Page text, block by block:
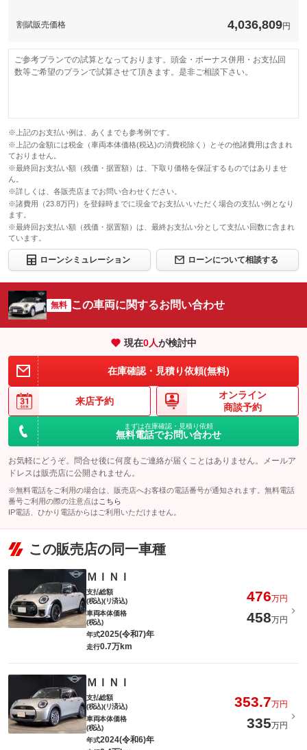
割賦販売価格 4,036,809円
ご参考プランでの試算となっております。頭金・ボーナス併用・お支払回
数等ご希望のプランで試算させて頂きます。是非ご相談下さい。
※上記のお支払い例は、あくまでも参考例です。
※上記の金額には税金（車両本体価格(税込)の消費税除く）とその他諸費用は含まれ
ておりません。
※最終回お支払い額（残価・据置額）は、下取り価格を保証するものではありませ
ん。
※詳しくは、各販売店までお問い合わせください。
※諸費用（23.8万円）を登録時までに現金でお支払いいただく場合の支払い例となり
ます。
※最終回お支払い額（残価・据置額）は、最終お支払い分として支払い回数に含まれ
ています。
ローンシミュレーション ローンについて相談する
無料 この車両に関するお問い合わせ
現在0人が検討中
在庫確認・見積り依頼(無料)
来店予約
オンライン
商談予約
まずは在庫確認・見積り依頼
無料電話でお問い合わせ
お気軽にどうぞ。問合せ後に何度もご連絡が届くことはありません。メールア
ドレスは販売店に公開されません。
※無料電話をご利用の場合は、販売店へお客様の電話番号が通知されます。無料電話
番号ご利用の際の注意点は こちら
IP電話、ひかり電話からはご利用いただけません。
この販売店の同一車種
ＭＩＮＩ
支払総額
(税込)(リ済込)
476万円
車両本体価格
(税込)
458万円
年式2025(令和7)年
走行0.7万km
ＭＩＮＩ
支払総額
(税込)(リ済込)
353.7万円
車両本体価格
(税込)
335万円
年式2024(令和6)年